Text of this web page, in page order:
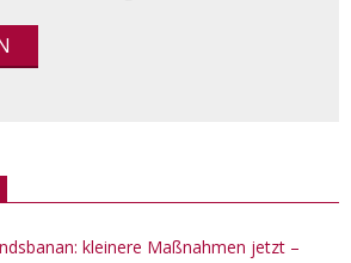
kleinere Maßnahmen jetzt –